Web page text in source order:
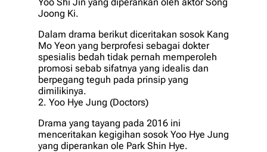
Joong Ki.
Dalam drama berikut diceritakan sosok Kang
Mo Yeon yang berprofesi sebagai dokter
spesialis bedah tidak pernah memperoleh
promosi sebab sifatnya yang idealis dan
berpegang teguh pada prinsip yang
dimilikinya.
2. Yoo Hye Jung (Doctors)
Drama yang tayang pada 2016 ini
menceritakan kegigihan sosok Yoo Hye Jung
yang diperankan ole Park Shin Hye.